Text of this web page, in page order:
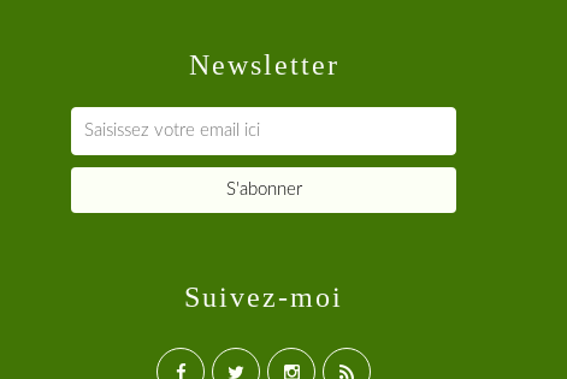
Newsletter
Suivez-moi